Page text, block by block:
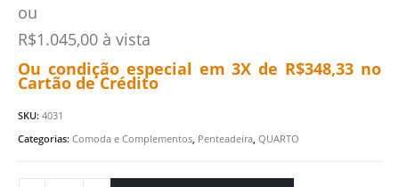
ou
R$1.045,00 à vista
Ou condição especial em 3X de R$348,33 no
Cartão de Crédito
SKU: 4031
Categorias: Comoda e Complementos, Penteadeira, QUARTO